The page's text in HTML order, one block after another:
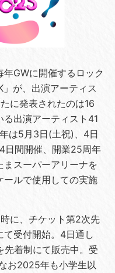
GWに開催するロック
が、出演アーティス
に発表されたのは16
出演アーティスト41
は5⽉3⽇(⼟祝)、4⽇
⽇間開催、開業25周年
スーパーアリーナを
ールで使⽤しての実施
に、チケット第2次先
受付開始。4⽇通し
先着制にて販売中。受
お2025年も⼩学⽣以